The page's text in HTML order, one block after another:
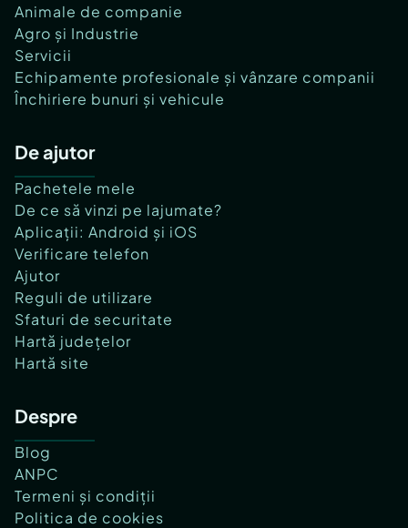
Animale de companie
Agro și Industrie
Servicii
Echipamente profesionale și vânzare companii
Închiriere bunuri și vehicule
De ajutor
Pachetele mele
De ce să vinzi pe lajumate?
Aplicații: Android și iOS
Verificare telefon
Ajutor
Reguli de utilizare
Sfaturi de securitate
Hartă județelor
Hartă site
Despre
Blog
ANPC
Termeni și condiții
Politica de cookies